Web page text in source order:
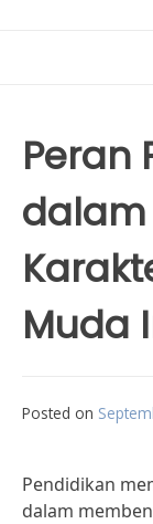
Peran
Muda
Posted on
Pendidikan
dalam